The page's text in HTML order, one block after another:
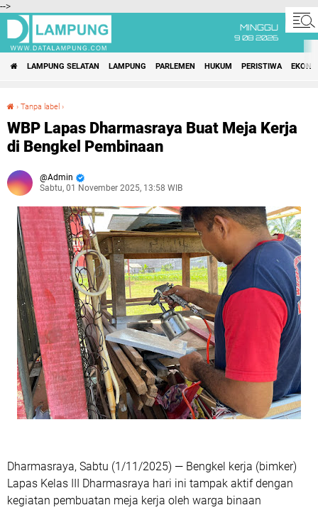
-->
MINGGU
9 08 2026
LAMPUNG SELATAN LAMPUNG PARLEMEN HUKUM PERISTIWA
› Tanpa label ›
WBP Lapas Dharmasraya Buat Meja Kerja
di Bengkel Pembinaan
Admin
Sabtu, 01 November 2025, 13:58 WIB
Dharmasraya, Sabtu (1/11/2025) — Bengkel kerja (bimker)
Lapas Kelas III Dharmasraya hari ini tampak aktif dengan
kegiatan pembuatan meja kerja oleh warga binaan